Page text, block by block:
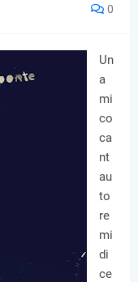
0
Un
a
mi
co
ca
nt
au
to
re
mi
di
ce